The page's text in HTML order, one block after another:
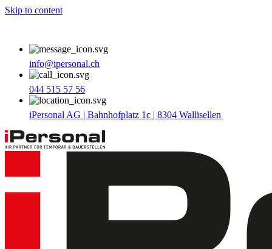
Skip to content
info@ipersonal.ch
044 515 57 56
iPersonal AG | Bahnhofplatz 1c | 8304 Wallisellen